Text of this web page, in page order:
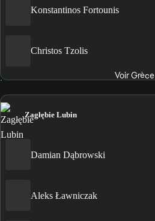
Konstantinos Fortounis
Christos Tzolis
Voir Grèce
Zagłębie Lubin
Damian Dąbrowski
Aleks Ławniczak